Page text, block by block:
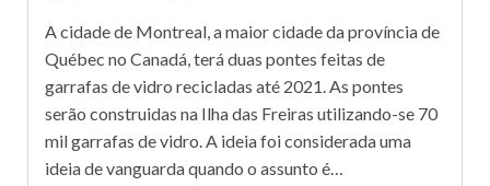
A cidade de Montreal, a maior cidade da província de
Québec no Canadá, terá duas pontes feitas de
garrafas de vidro recicladas até 2021. As pontes
serão construidas na Ilha das Freiras utilizando-se 70
mil garrafas de vidro. A ideia foi considerada uma
ideia de vanguarda quando o assunto é…